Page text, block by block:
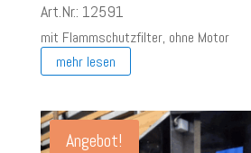
Preis
€ 1.050,00 € 750,00.
Art.Nr.: 12591
mit Flammschutzfilter, ohne Motor
mehr lesen
Angebot!